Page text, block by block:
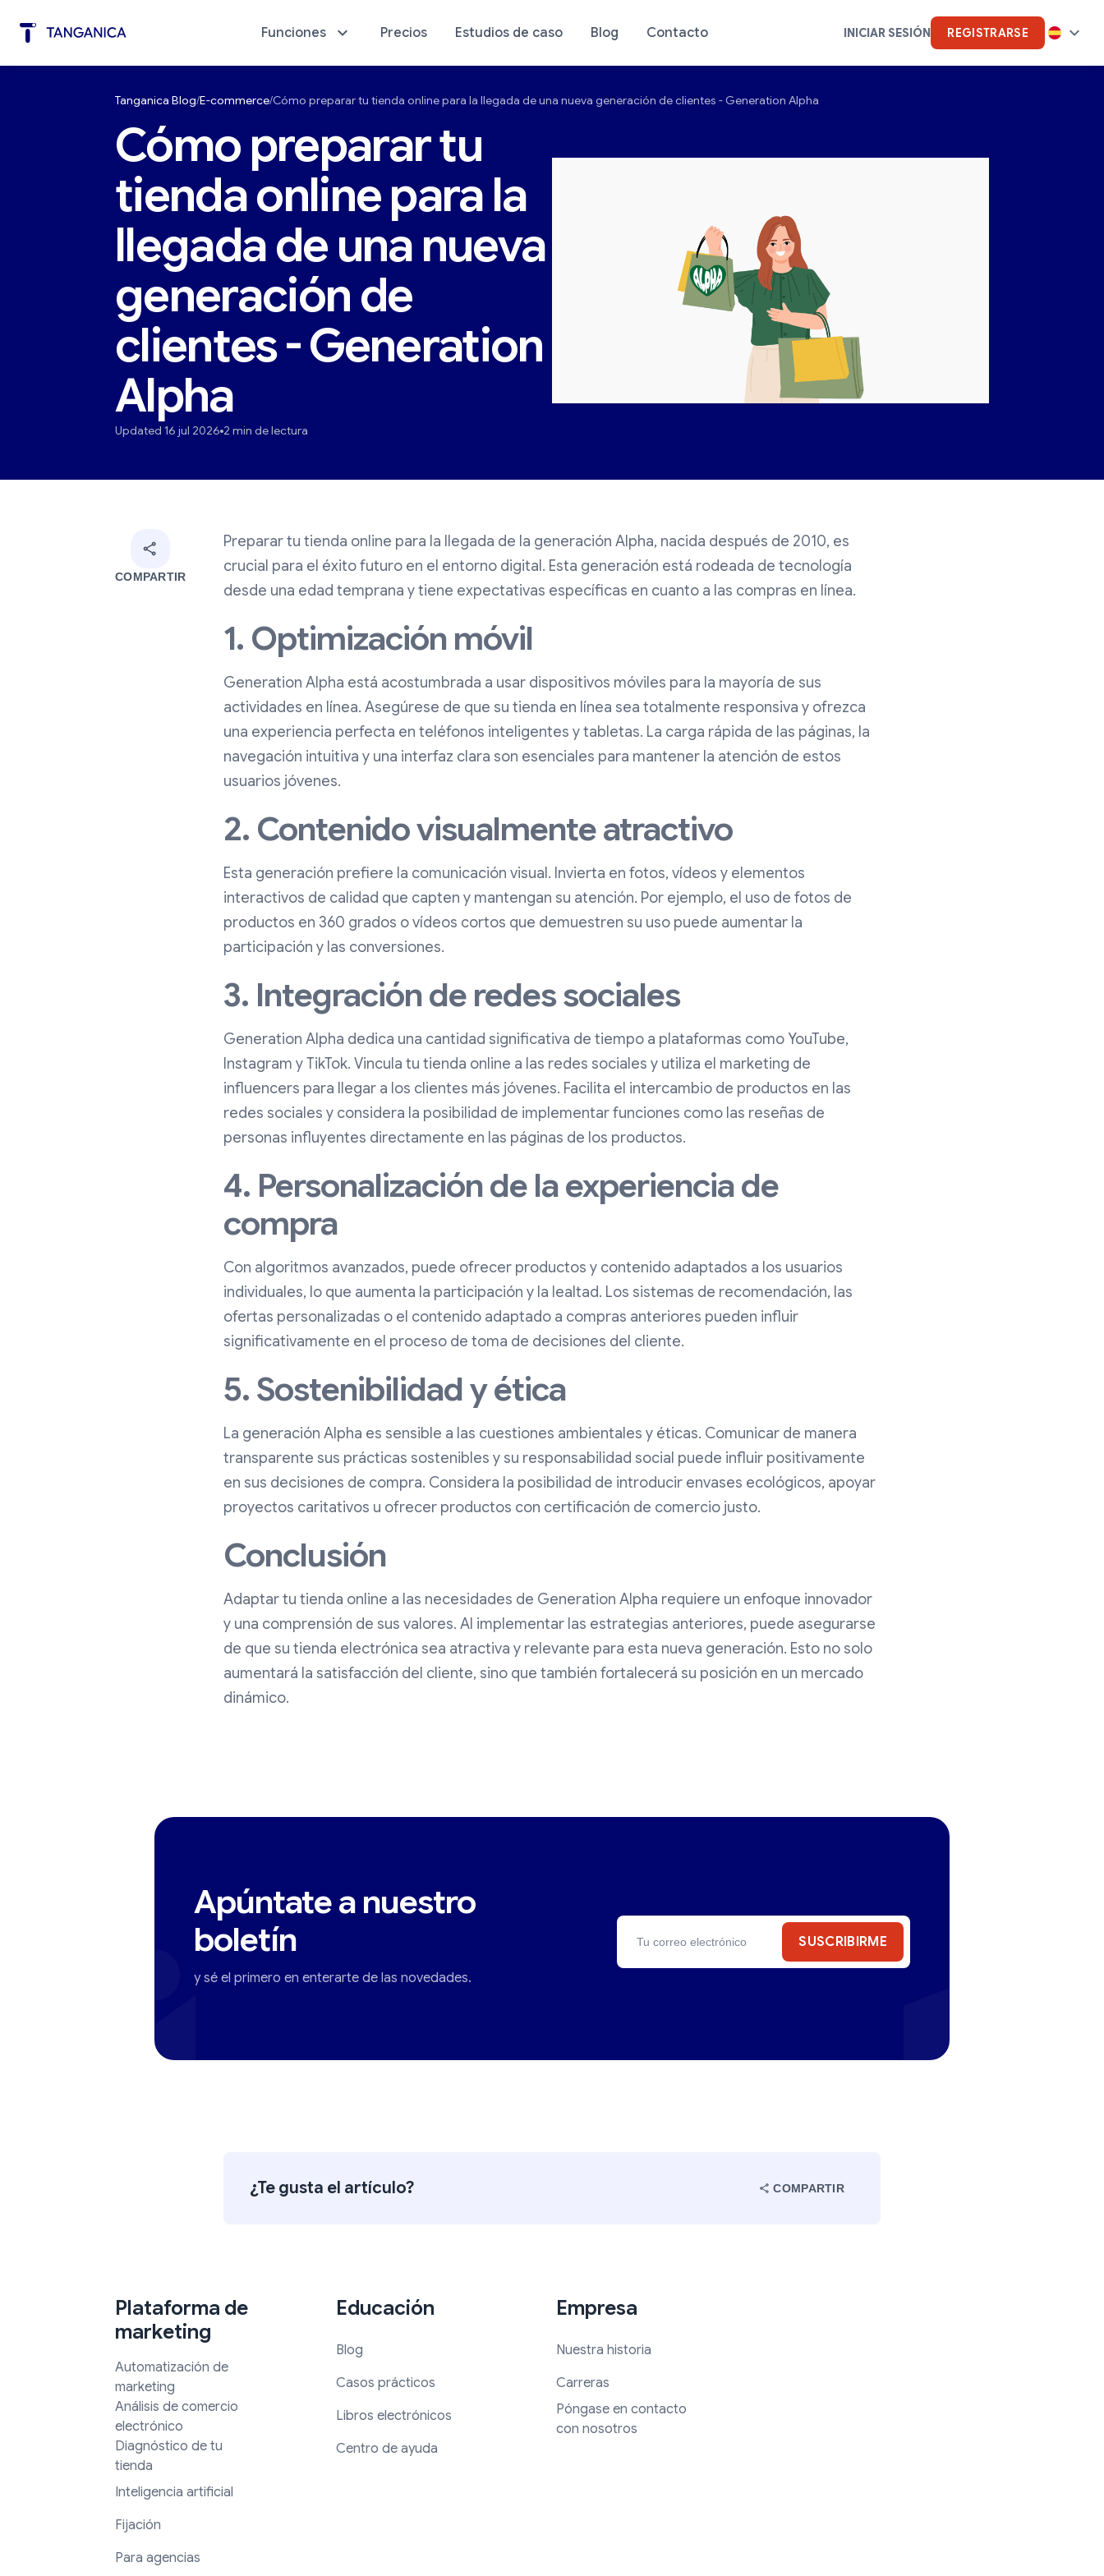
Funciones
Automatización de marketing Diagnóstico de tu tienda Análisis de tu tienda
Precios Estudios de caso Blog Contacto INICIAR SESIÓN REGISTRARSE
Tanganica Blog E-commerce Cómo preparar tu tienda online para la llegada de una nueva generación de clientes - Generation Alpha
Cómo preparar tu
tienda online para la
llegada de una nueva
generación de
clientes - Generation
Alpha
Updated 16 jul 2026 2 min de lectura
COMPARTIR
Preparar tu tienda online para la llegada de la generación Alpha, nacida después de 2010, es
crucial para el éxito futuro en el entorno digital. Esta generación está rodeada de tecnología
desde una edad temprana y tiene expectativas específicas en cuanto a las compras en línea.
1. Optimización móvil
Generation Alpha está acostumbrada a usar dispositivos móviles para la mayoría de sus
actividades en línea. Asegúrese de que su tienda en línea sea totalmente responsiva y ofrezca
una experiencia perfecta en teléfonos inteligentes y tabletas. La carga rápida de las páginas, la
navegación intuitiva y una interfaz clara son esenciales para mantener la atención de estos
usuarios jóvenes.
2. Contenido visualmente atractivo
Esta generación prefiere la comunicación visual. Invierta en fotos, vídeos y elementos
interactivos de calidad que capten y mantengan su atención. Por ejemplo, el uso de fotos de
productos en 360 grados o vídeos cortos que demuestren su uso puede aumentar la
participación y las conversiones.
3. Integración de redes sociales
Generation Alpha dedica una cantidad significativa de tiempo a plataformas como YouTube,
Instagram y TikTok. Vincula tu tienda online a las redes sociales y utiliza el marketing de
influencers para llegar a los clientes más jóvenes. Facilita el intercambio de productos en las
redes sociales y considera la posibilidad de implementar funciones como las reseñas de
personas influyentes directamente en las páginas de los productos.
4. Personalización de la experiencia de
compra
Con algoritmos avanzados, puede ofrecer productos y contenido adaptados a los usuarios
individuales, lo que aumenta la participación y la lealtad. Los sistemas de recomendación, las
ofertas personalizadas o el contenido adaptado a compras anteriores pueden influir
significativamente en el proceso de toma de decisiones del cliente.
5. Sostenibilidad y ética
La generación Alpha es sensible a las cuestiones ambientales y éticas. Comunicar de manera
transparente sus prácticas sostenibles y su responsabilidad social puede influir positivamente
en sus decisiones de compra. Considera la posibilidad de introducir envases ecológicos, apoyar
proyectos caritativos u ofrecer productos con certificación de comercio justo.
Conclusión
Adaptar tu tienda online a las necesidades de Generation Alpha requiere un enfoque innovador
y una comprensión de sus valores. Al implementar las estrategias anteriores, puede asegurarse
de que su tienda electrónica sea atractiva y relevante para esta nueva generación. Esto no solo
aumentará la satisfacción del cliente, sino que también fortalecerá su posición en un mercado
dinámico.
Apúntate a nuestro
boletín
y sé el primero en enterarte de las novedades.
SUSCRIBIRME
¿Te gusta el artículo? COMPARTIR
Plataforma de
marketing
Automatización de
marketing
Análisis de comercio
electrónico
Diagnóstico de tu
tienda
Inteligencia artificial
Fijación
Para agencias
Educación
Blog
Casos prácticos
Libros electrónicos
Centro de ayuda
Empresa
Nuestra historia
Carreras
Póngase en contacto
con nosotros